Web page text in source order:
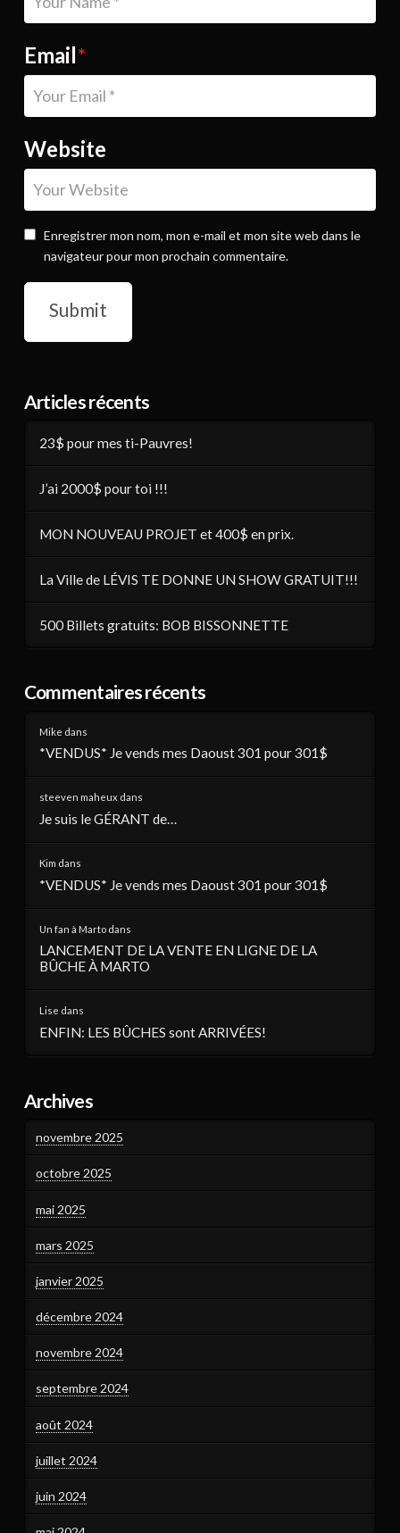
Email*
Website
Enregistrer mon nom, mon e-mail et mon site web dans le
navigateur pour mon prochain commentaire.
Articles récents
23$ pour mes ti-Pauvres!
J’ai 2000$ pour toi !!!
MON NOUVEAU PROJET et 400$ en prix.
La Ville de LÉVIS TE DONNE UN SHOW GRATUIT!!!
500 Billets gratuits: BOB BISSONNETTE
Commentaires récents
Mike dans
*VENDUS* Je vends mes Daoust 301 pour 301$
steeven maheuxdans
Je suis le GÉRANT de…
Kim dans
*VENDUS* Je vends mes Daoust 301 pour 301$
Un fan à Martodans
LANCEMENT DE LA VENTE EN LIGNE DE LA
BÛCHE À MARTO
Lise dans
ENFIN: LES BÛCHES sont ARRIVÉES!
Archives
novembre 2025
octobre 2025
mai 2025
mars 2025
janvier 2025
décembre 2024
novembre 2024
septembre 2024
août 2024
juillet 2024
juin 2024